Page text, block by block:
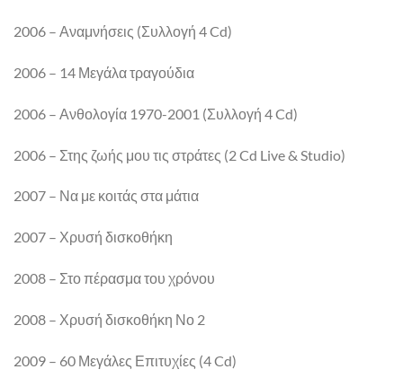
2006 – Αναμνήσεις (Συλλογή 4 Cd)
2006 – 14 Μεγάλα τραγούδια
2006 – Ανθολογία 1970-2001 (Συλλογή 4 Cd)
2006 – Στης ζωής μου τις στράτες (2 Cd Live & Studio)
2007 – Να με κοιτάς στα μάτια
2007 – Χρυσή δισκοθήκη
2008 – Στο πέρασμα του χρόνου
2008 – Χρυσή δισκοθήκη Νο 2
2009 – 60 Μεγάλες Επιτυχίες (4 Cd)